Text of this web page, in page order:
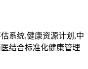
系统,健康资源计划,中
结合标准化健康管理